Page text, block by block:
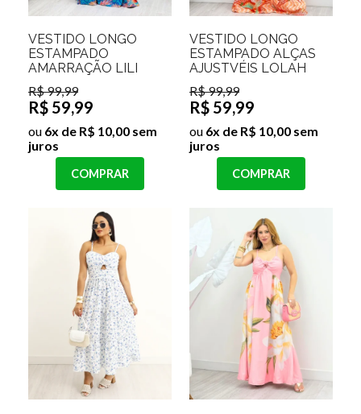
VESTIDO LONGO
ESTAMPADO
AMARRAÇÃO LILI
R$ 99,99
R$ 59,99
ou 6x de R$ 10,00 sem
juros
COMPRAR
VESTIDO LONGO
ESTAMPADO ALÇAS
AJUSTVÉIS LOLAH
R$ 99,99
R$ 59,99
ou 6x de R$ 10,00 sem
juros
COMPRAR